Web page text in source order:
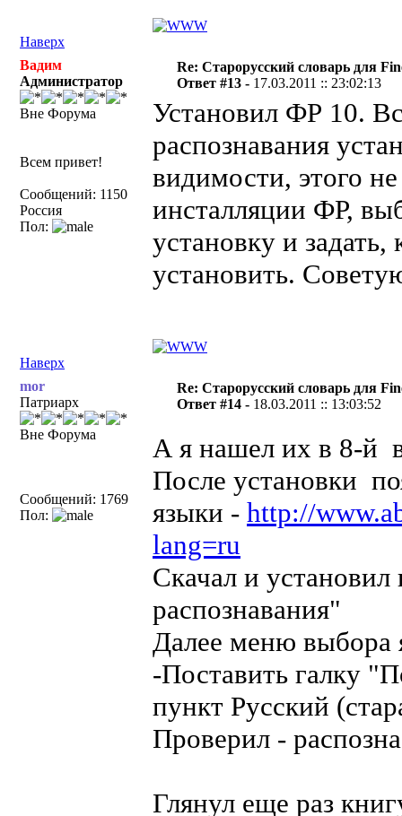
Наверх
Вадим
Администратор
Вне Форума
Всем привет!
Сообщений: 1150
Россия
Пол:
Re: Старорусский словарь для
Ответ #13 - 17.03.2011 :: 23:02:13
Установил ФР 10.
распознавания
видимости, этого
инсталляции ФР,
установку и задать,
установить.
Наверх
mor
Патриарх
Вне Форума
Сообщений: 1769
Пол:
Re: Старорусский словарь для
Ответ #14 - 18.03.2011 :: 13:03:52
А я нашел их в 8-й
После установки
языки - http://
lang=ru
Скачал и
распознавания"
Далее меню выбора
-Поставить галку
пункт Русский
Проверил -
Глянул еще раз